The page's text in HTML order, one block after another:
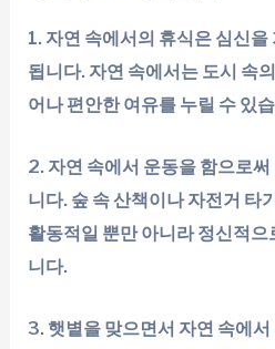
1. 자연 속에서의 휴식은 심신
됩니다. 자연 속에서는 도시 속
어나 편안한 여유를 누릴 수 있
2. 자연 속에서 운동을 함으로
니다. 숲 속 산책이나 자전거 타
활동적일 뿐만 아니라 정신적
니다.
3. 햇볕을 맞으면서 자연 속에